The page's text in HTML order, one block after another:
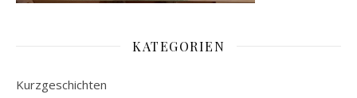
KATEGORIEN
Kurzgeschichten